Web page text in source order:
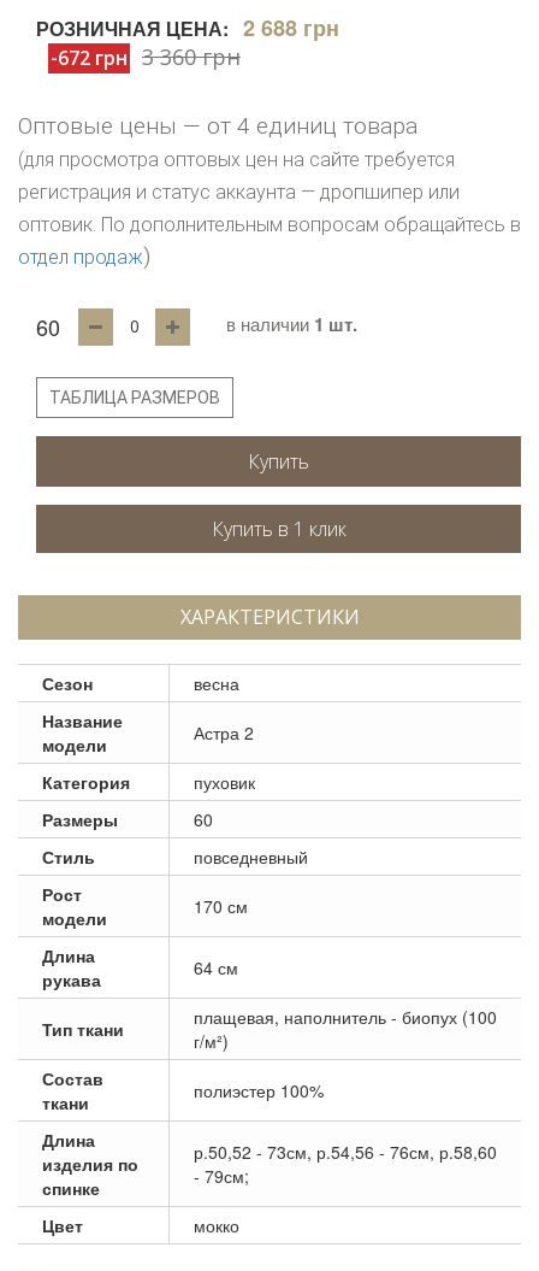
РОЗНИЧНАЯ ЦЕНА: 2 688 грн
-672 грн 3 360 грн
Оптовые цены — от 4 единиц товара
(для просмотра оптовых цен на сайте требуется
регистрация и статус аккаунта — дропшипер или
оптовик. По дополнительным вопросам обращайтесь в
отдел продаж)
60 в наличии 1 шт.
ТАБЛИЦА РАЗМЕРОВ
Купить
ХАРАКТЕРИСТИКИ
Сезон
весна
Название
модели
Астра 2
Категория
пуховик
Размеры
60
Стиль
повседневный
Рост
модели
170 см
Длина
рукава
64 см
Тип ткани
плащевая, наполнитель - биопух (100
г/м²)
Состав
ткани
полиэстер 100%
Длина
изделия по
спинке
р.50,52 - 73см, р.54,56 - 76см, р.58,60
- 79см;
Цвет мокко